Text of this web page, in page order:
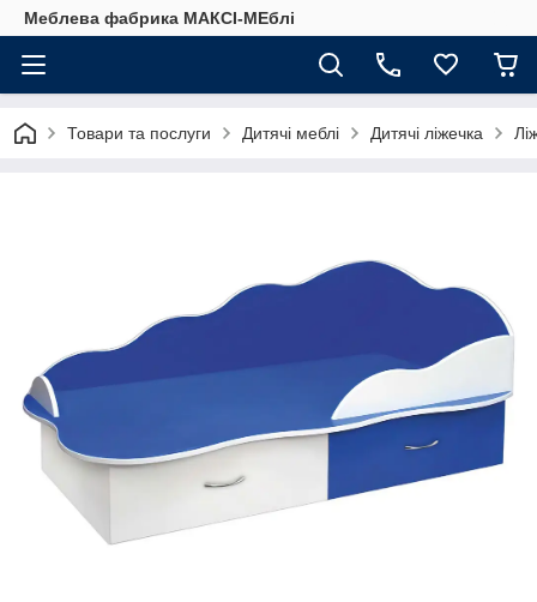
Меблева фабрика МАКСІ-МЕблі
Товари та послуги Дитячі меблі Дитячі ліжечка